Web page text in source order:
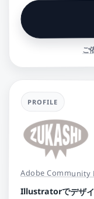
ご
PROFILE
Adobe Community
Illustratorでデザイ